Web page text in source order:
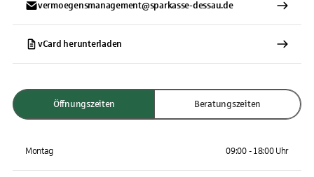
vermoegensmanagement@sparkasse-dessau.de
vCard herunterladen
Öffnungszeiten Beratungszeiten
Montag 09:00 - 18:00 Uhr